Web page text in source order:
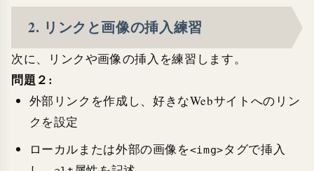
2. リンクと画像の挿入練習
次に、リンクや画像の挿入を練習します。
問題２:
外部リンクを作成し、好きなWebサイトへのリン
クを設定
ローカルまたは外部の画像を<img>タグで挿入